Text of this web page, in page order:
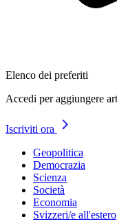
Elenco dei preferiti
Accedi per aggiungere
Iscriviti ora
Geopolitica
Democrazia
Scienza
Società
Economia
Svizzeri/e all'estero